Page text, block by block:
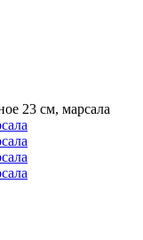
23 см, марсала